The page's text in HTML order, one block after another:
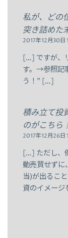
私が、どの
突き詰めた
2017年12月30日
[…] ですが、
す。→参照記
う！” […]
積み立て投
のがこちら
2017年12月26日
[…] ただし、
動売買せずに
当)が出るこ
資のイメー